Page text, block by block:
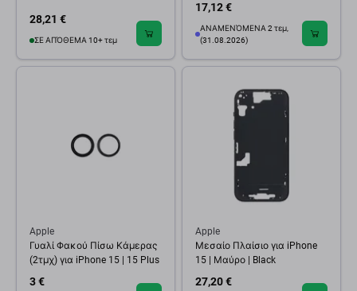
28,21 €
ΣΕ ΑΠΌΘΕΜΑ 10+ τεμ
17,12 €
ΑΝΑΜΕΝΌΜΕΝΑ 2 τεμ,
(31.08.2026)
Apple
Γυαλί Φακού Πίσω Κάμερας
(2τμχ) για iPhone 15 | 15 Plus
3 €
Apple
Μεσαίο Πλαίσιο για iPhone
15 | Μαύρο | Black
27,20 €